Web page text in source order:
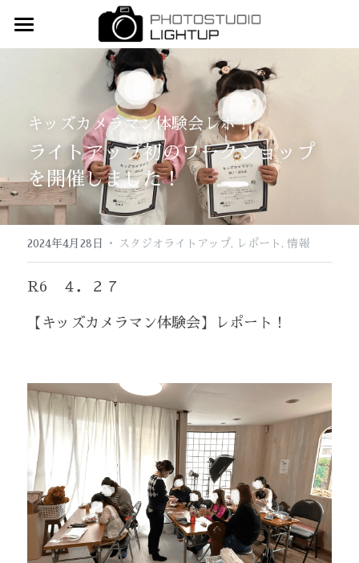
撮影メニュー
ウェディング(和洋・スタジオ＆ロケ)
マタニティフォト
お宮参り・お食い初め・初節句
ベビーアート
入学・卒業(入園・卒園)
ファミリーフォト
成人式
マダムフォト
生前遺影
ペットフォト
衣装ギャラリー
婚礼和装
産着（お宮参り）
ベビー
5歳着物
子供ドレス
大人ドレス
振袖
訪問着
予約
お問合せ
アクセス
ご質問&注意事項
スタッフ紹介
レンタルスタジオLightup‐A‐
レンタルスタジオLightup‐B‐
会社概要
検索
キッズカメラマン体験会レポ！
ライトアップ初のワークショップ
を開催しました！
2024年4月28日 · スタジオライトアップ, レポート, 情報
R6　４．２７
【キッズカメラマン体験会】レポート！